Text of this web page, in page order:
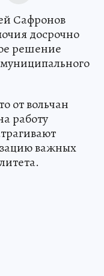
Сафронов
досрочно
решение
от вольчан
работу
важных